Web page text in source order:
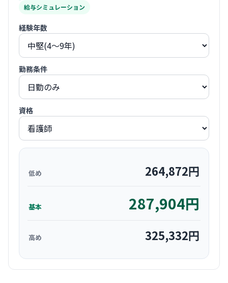
給与シミュレーション
経験年数
勤務条件
資格
低め 264,872円
基本 287,904円
高め 325,332円